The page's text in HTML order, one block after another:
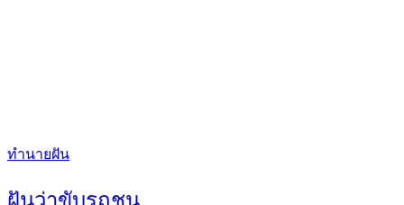
Categories
ทำนายฝัน
ฝันว่าขับรถชน